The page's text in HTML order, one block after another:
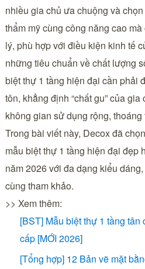
nhiều gia chủ ưa chuộng và
thẩm mỹ cùng công năng cao
lý, phù hợp với điều kiện kinh tế
những tiêu chuẩn về chất lượng
biệt thự 1 tầng hiện đại cần phải
tôn, khẳng định “chất gu” của
không gian sử dụng rộng,
Trong bài viết này, Decox đã
mẫu biệt thự 1 tầng hiện đại đẹp
năm 2026 với đa dạng kiểu
cùng tham khảo.
>> Xem thêm:
[BST] Mẫu biệt thự 1 tầng
cấp [MỚI 2026]
[Tổng hợp] 12 Bản vẽ mặt